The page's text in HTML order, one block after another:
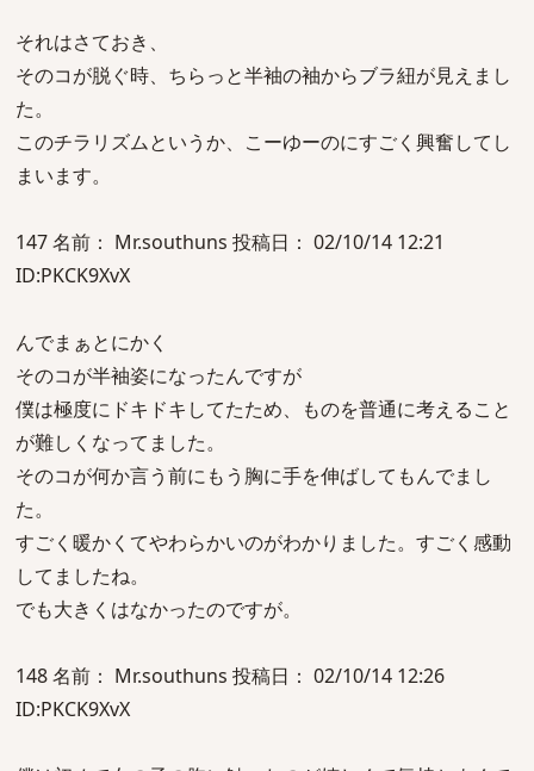
それはさておき、
そのコが脱ぐ時、ちらっと半袖の袖からブラ紐が見えまし
た。
このチラリズムというか、こーゆーのにすごく興奮してし
まいます。
147 名前： Mr.southuns 投稿日： 02/10/14 12:21
ID:PKCK9XvX
んでまぁとにかく
そのコが半袖姿になったんですが
僕は極度にドキドキしてたため、ものを普通に考えること
が難しくなってました。
そのコが何か言う前にもう胸に手を伸ばしてもんでまし
た。
すごく暖かくてやわらかいのがわかりました。すごく感動
してましたね。
でも大きくはなかったのですが。
148 名前： Mr.southuns 投稿日： 02/10/14 12:26
ID:PKCK9XvX